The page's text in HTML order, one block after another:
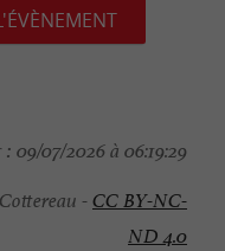
: 09/07/2026 à 06:19:29
Cottereau -CC BY-NC-
ND 4.0